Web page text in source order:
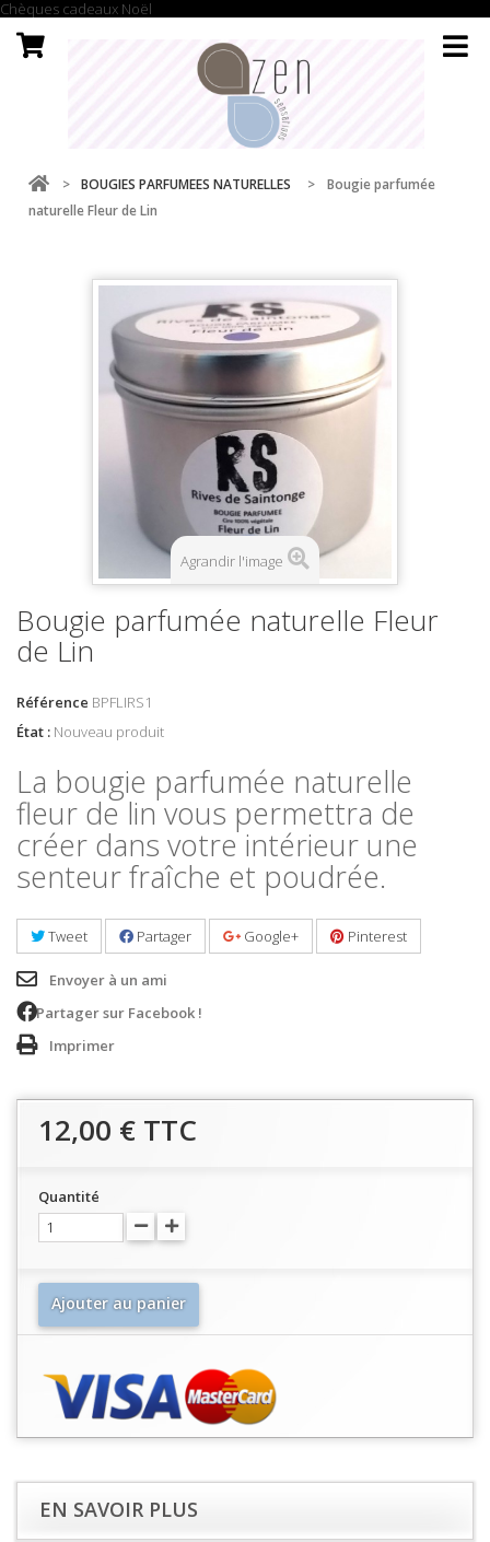
Chèques cadeaux Noël
> BOUGIES PARFUMEES NATURELLES >
Bougie parfumée
naturelle Fleur de Lin
Agrandir l'image
Bougie parfumée naturelle Fleur
de Lin
Référence BPFLIRS1
État : Nouveau produit
La bougie parfumée naturelle
fleur de lin vous permettra de
créer dans votre intérieur une
senteur fraîche et poudrée.
Tweet Partager Google+ Pinterest
Envoyer à un ami
Partager sur Facebook !
Imprimer
12,00 € TTC
Quantité
Ajouter au panier
EN SAVOIR PLUS